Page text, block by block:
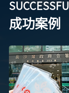
成功案例